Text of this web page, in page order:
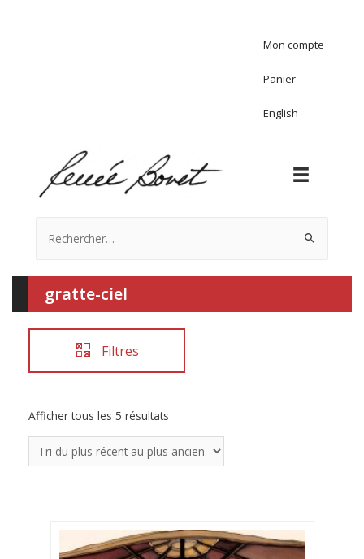
Mon compte
Panier
English
gratte-ciel
Filtres
Afficher tous les 5 résultats